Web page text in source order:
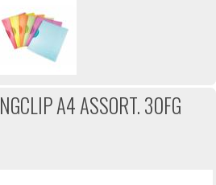
A4 ASSORT. 30FG